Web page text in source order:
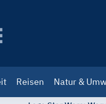
Reisen Natur &